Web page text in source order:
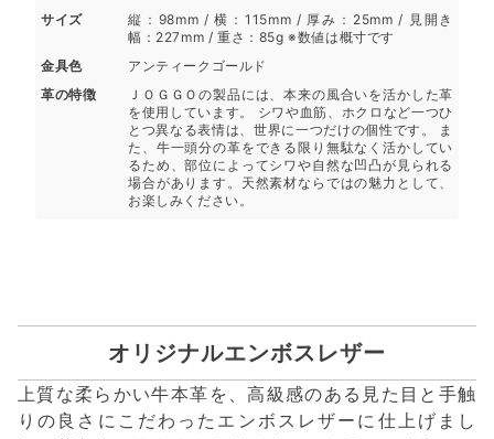
サイズ
縦：98mm / 横：115mm / 厚み：25mm / 見開き
幅：227mm / 重さ：85g ※数値は概寸です
金具色
アンティークゴールド
革の特徴
ＪＯＧＧＯの製品には、本来の風合いを活かした革
を使用しています。 シワや血筋、ホクロなど一つひ
とつ異なる表情は、世界に一つだけの個性です。 ま
た、牛一頭分の革をできる限り無駄なく活かしてい
るため、部位によってシワや自然な凹凸が見られる
場合があります。天然素材ならではの魅力として、
お楽しみください。
オリジナルエンボスレザー
上質な柔らかい牛本革を、高級感のある見た目と手触
りの良さにこだわったエンボスレザーに仕上げまし